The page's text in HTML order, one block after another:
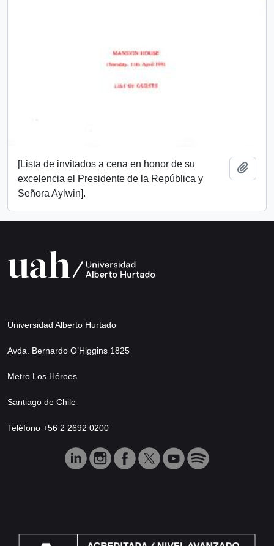
[Lista de invitados a cena en honor de su
excelencia el Presidente de la República y
Señora Aylwin].
Universidad Alberto Hurtado
Avda. Bernardo O’Higgins 1825
Metro Los Héroes
Santiago de Chile
Teléfono +56 2 2692 0200